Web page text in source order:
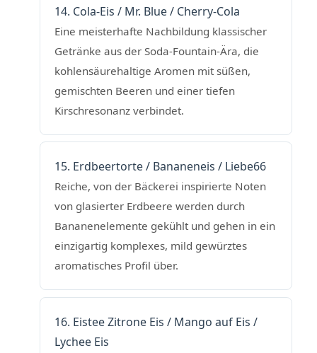
14. Cola-Eis / Mr. Blue / Cherry-Cola
Eine meisterhafte Nachbildung klassischer
Getränke aus der Soda-Fountain-Ära, die
kohlensäurehaltige Aromen mit süßen,
gemischten Beeren und einer tiefen
Kirschresonanz verbindet.
15. Erdbeertorte / Bananeneis / Liebe66
Reiche, von der Bäckerei inspirierte Noten
von glasierter Erdbeere werden durch
Bananenelemente gekühlt und gehen in ein
einzigartig komplexes, mild gewürztes
aromatisches Profil über.
16. Eistee Zitrone Eis / Mango auf Eis /
Lychee Eis